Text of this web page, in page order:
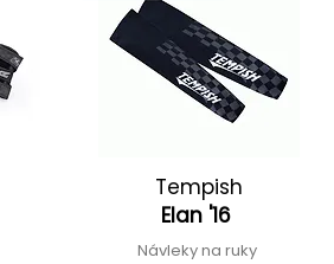
Tempish
Elan '16
Návleky na ruky